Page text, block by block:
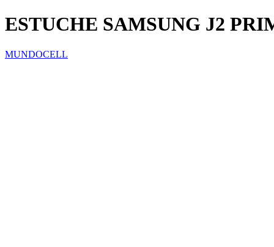
ESTUCHE SAMSUNG J2
MUNDOCELL